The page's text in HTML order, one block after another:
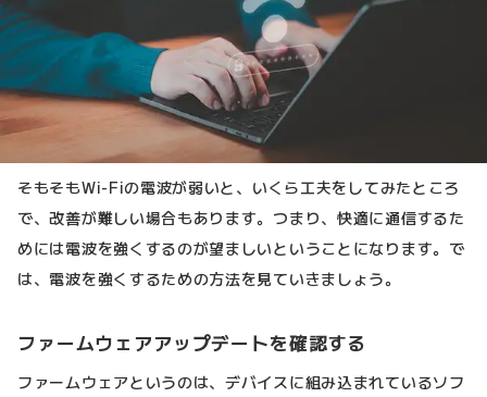
そもそもWi-Fiの電波が弱いと、いくら工夫をしてみたところ
で、改善が難しい場合もあります。つまり、快適に通信するた
めには電波を強くするのが望ましいということになります。で
は、電波を強くするための方法を見ていきましょう。
ファームウェアアップデートを確認する
ファームウェアというのは、デバイスに組み込まれているソフ